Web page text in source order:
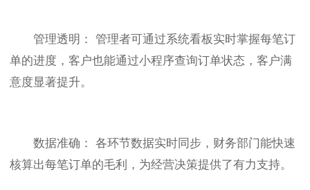
管理透明： 管理者可通过系统看板实时掌握每笔订
单的进度，客户也能通过小程序查询订单状态，客户满
意度显著提升。
数据准确： 各环节数据实时同步，财务部门能快速
核算出每笔订单的毛利，为经营决策提供了有力支持。